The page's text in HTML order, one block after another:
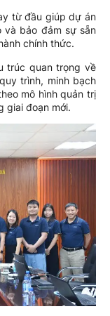
từ đầu giúp dự án
và bảo đảm sự sẵn
chính thức.
trúc quan trọng về
trình, minh bạch
mô hình quản trị
giai đoạn mới.